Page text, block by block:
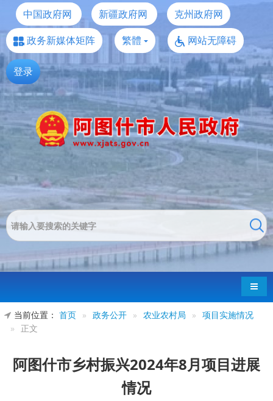
中国政府网 新疆政府网
克州政府网
政务新媒体矩阵
繁體 网站无障碍
登录
导航
当前位置： 首页 » 政务公开 » 农业农村局 » 项目实施情况
»
正文
阿图什市乡村振兴2024年8月项目进展
情况